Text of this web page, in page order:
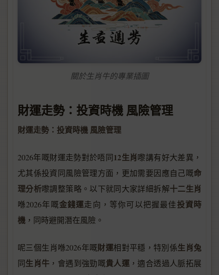
關於生肖牛的專業插圖
財運走勢：投資時機 風險管理
財運走勢：投資時機 風險管理
2026年嘅財運走勢對於唔同12生肖嚟講有好大差異，
尤其係投資同風險管理方面，更加需要因應自己嘅命
理分析嚟調整策略。以下就同大家詳細拆解十二生肖
喺2026年嘅金錢運走向，等你可以把握最佳投資時
機 ，同時避開潛在風險。
呢三個生肖喺2026年嘅財運相對平穩，特別係生肖兔
同生肖牛 ，會遇到強勁嘅貴人運 ，適合透過人脈拓展